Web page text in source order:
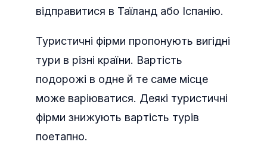
відправитися в Таїланд або Іспанію.
Туристичні фірми пропонують вигідні
тури в різні країни. Вартість
подорожі в одне й те саме місце
може варіюватися. Деякі туристичні
фірми знижують вартість турів
поетапно.